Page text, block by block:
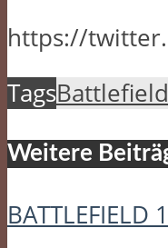
https://
Tags
Weitere
BATTLEFIELD 1